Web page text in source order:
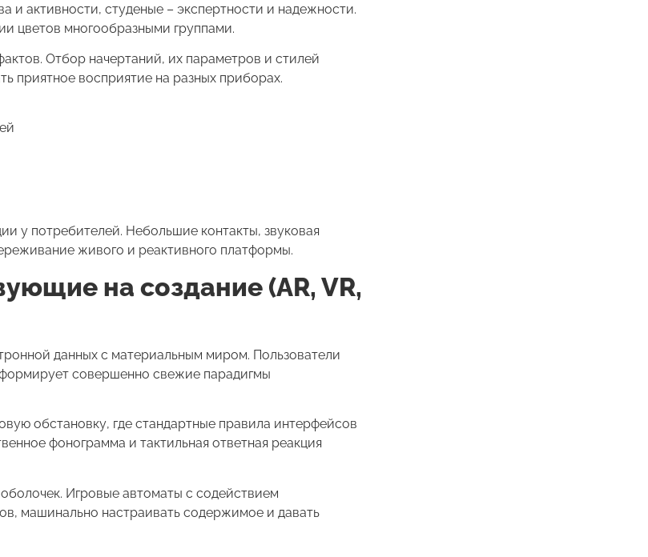
и активности, студеные – экспертности и надежности.
цветов многообразными группами.
Отбор начертаний, их параметров и стилей
приятное восприятие на разных приборах.
у потребителей. Небольшие контакты, звуковая
живого и реактивного платформы.
на создание (AR, VR,
данных с материальным миром. Пользователи
совершенно свежие парадигмы
обстановку, где стандартные правила интерфейсов
фонограмма и тактильная ответная реакция
Игровые автоматы с содействием
машинально настраивать содержимое и давать